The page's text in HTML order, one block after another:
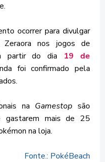
ocorrer para divulgar
Zeraora nos jogos de
partir do dia 19 de
foi confirmado pela
na Gamestop são
gastarem mais de 25
na loja.
Fonte.: PokéBeach